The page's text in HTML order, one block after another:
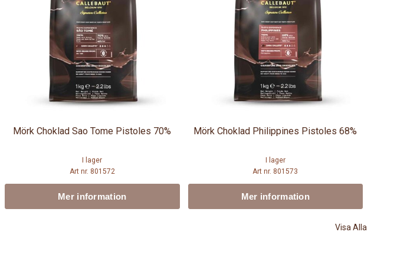
Mörk Choklad Sao Tome Pistoles 70%
I lager
Art nr. 801572
Mer information
Mörk Choklad Philippines Pistoles 68%
I lager
Art nr. 801573
Mer information
Visa Alla